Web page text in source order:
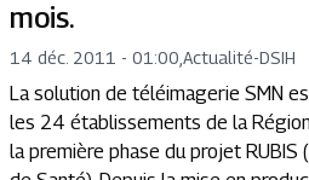
mois.
14 déc. 2011 - 01:00 Actualité-DSIH
La solution de téléimagerie SMN
les 24 établissements de la
la première phase du projet RUBIS